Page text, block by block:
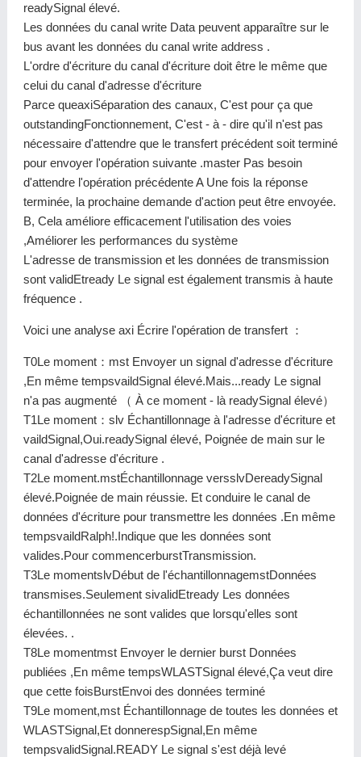
readySignal élevé.
Les données du canal write Data peuvent apparaître sur le
bus avant les données du canal write address .
L'ordre d'écriture du canal d'écriture doit être le même que
celui du canal d'adresse d'écriture
Parce queaxiSéparation des canaux, C'est pour ça que
outstandingFonctionnement, C'est - à - dire qu'il n'est pas
nécessaire d'attendre que le transfert précédent soit terminé
pour envoyer l'opération suivante .master Pas besoin
d'attendre l'opération précédente A Une fois la réponse
terminée, la prochaine demande d'action peut être envoyée.
B, Cela améliore efficacement l'utilisation des voies
,Améliorer les performances du système
L'adresse de transmission et les données de transmission
sont validEtready Le signal est également transmis à haute
fréquence .
Voici une analyse axi Écrire l'opération de transfert ：
T0Le moment：mst Envoyer un signal d'adresse d'écriture
,En même tempsvaildSignal élevé.Mais...ready Le signal
n'a pas augmenté （ À ce moment - là readySignal élevé）
T1Le moment：slv Échantillonnage à l'adresse d'écriture et
vaildSignal,Oui.readySignal élevé, Poignée de main sur le
canal d'adresse d'écriture .
T2Le moment.mstÉchantillonnage versslvDereadySignal
élevé.Poignée de main réussie. Et conduire le canal de
données d'écriture pour transmettre les données .En même
tempsvaildRalph!.Indique que les données sont
valides.Pour commencerburstTransmission.
T3Le momentslvDébut de l'échantillonnagemstDonnées
transmises.Seulement sivalidEtready Les données
échantillonnées ne sont valides que lorsqu'elles sont
élevées. .
T8Le momentmst Envoyer le dernier burst Données
publiées ,En même tempsWLASTSignal élevé,Ça veut dire
que cette foisBurstEnvoi des données terminé
T9Le moment,mst Échantillonnage de toutes les données et
WLASTSignal,Et donnerespSignal,En même
tempsvalidSignal.READY Le signal s'est déjà levé